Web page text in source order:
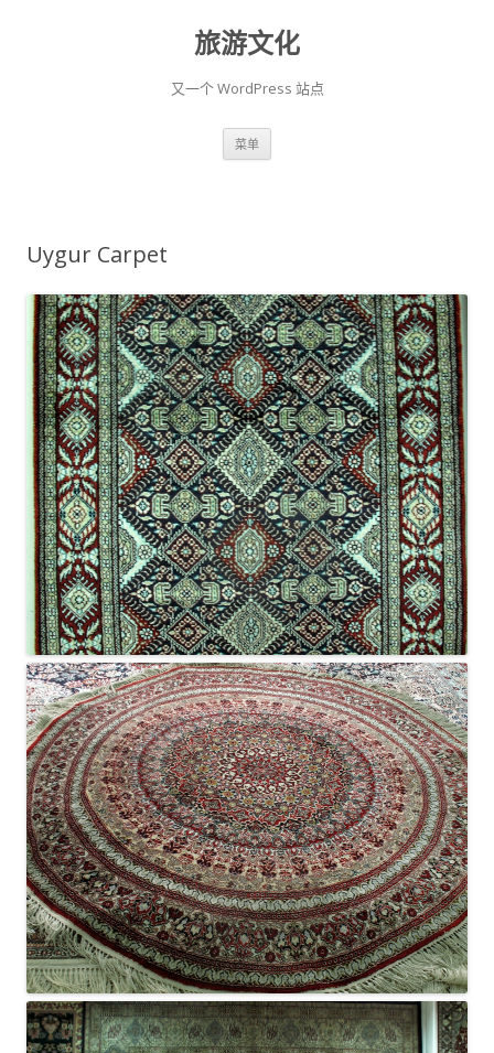
旅游文化
又一个 WordPress 站点
菜单
Uygur Carpet